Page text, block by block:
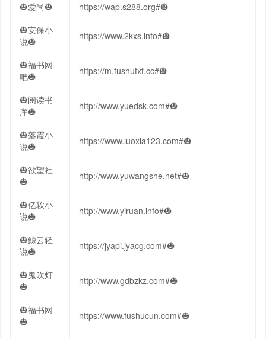
🎃爱尚🎃
https://wap.s288.org#🎃
🎃安保小
说🎃
https://www.2kxs.info#🎃
🎃福书网
吧🎃
https://m.fushutxt.cc#🎃
🎃阅读书
库🎃
http://www.yuedsk.com#🎃
🎃落霞小
说🎃
https://www.luoxia123.com#🎃
🎃欲望社
🎃
http://www.yuwangshe.net#🎃
🎃亿软小
说🎃
http://www.yiruan.info#🎃
🎃鲸云轻
说🎃
https://jyapi.jyacg.com#🎃
🎃鬼吹灯
🎃
http://www.gdbzkz.com#🎃
🎃福书网
🎃
https://www.fushucun.com#🎃